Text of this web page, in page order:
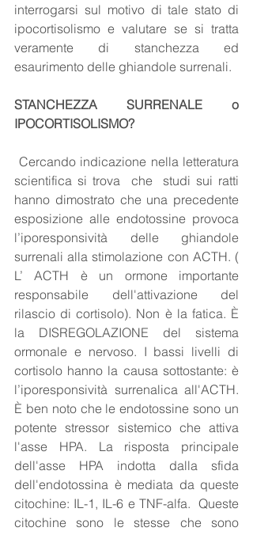
interrogarsi sul motivo di tale stato di
ipocortisolismo e valutare se si tratta
veramente di stanchezza ed
esaurimento delle ghiandole surrenali.
STANCHEZZA SURRENALE o
IPOCORTISOLISMO?
scientifica si trova  che  studi sui ratti
hanno dimostrato che una precedente
esposizione alle endotossine provoca
l’iporesponsività delle ghiandole
surrenali alla stimolazione con ACTH. (
L’ ACTH è un ormone importante
responsabile dell'attivazione del
rilascio di cortisolo). Non è la fatica. È
la DISREGOLAZIONE del sistema
ormonale e nervoso. I bassi livelli di
cortisolo hanno la causa sottostante: è
l’iporesponsività surrenalica all'ACTH.
È ben noto che le endotossine sono un
potente stressor sistemico che attiva
l'asse HPA. La risposta principale
dell'asse HPA indotta dalla sfida
dell'endotossina è mediata da queste
citochine: IL-1, IL-6 e TNF-alfa.  Queste
citochine sono le stesse che sono